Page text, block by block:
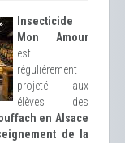
Insecticide
Mon Amour
est
régulièrement
projeté aux
élèves des
en Alsace
de la